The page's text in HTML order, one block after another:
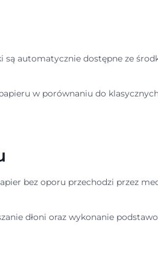
są automatycznie dostępne ze
w porównaniu do
bez oporu przechodzi przez
dłoni oraz wykonanie